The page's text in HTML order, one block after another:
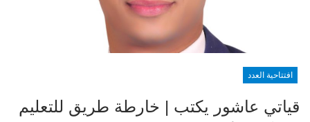
افتتاحية العدد
قياتي عاشور يكتب | خارطة طريق للتعليم